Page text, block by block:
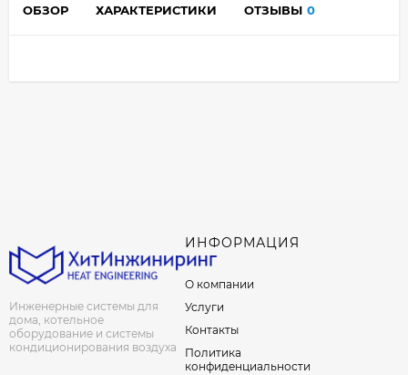
ОБЗОР ХАРАКТЕРИСТИКИ ОТЗЫВЫ 0
Инженерные системы для
дома, котельное
оборудование и системы
кондиционирования воздуха
ИНФОРМАЦИЯ
О компании
Услуги
Контакты
Политика
конфиденциальности